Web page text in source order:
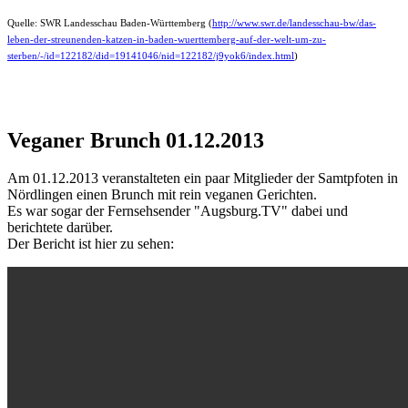
Quelle: SWR Landesschau Baden-Württemberg (http://www.swr.de/landesschau-bw/das-
leben-der-streunenden-katzen-in-baden-wuerttemberg-auf-der-welt-um-zu-
sterben/-/id=122182/did=19141046/nid=122182/j9yok6/index.html)
Veganer Brunch 01.12.2013
Am 01.12.2013 veranstalteten ein paar Mitglieder der Samtpfoten in
Nördlingen einen Brunch mit rein veganen Gerichten.
Es war sogar der Fernsehsender "Augsburg.TV" dabei und
berichtete darüber.
Der Bericht ist hier zu sehen: